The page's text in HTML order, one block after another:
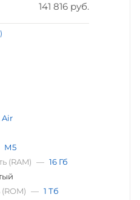
141 816 руб.
Air
М5
(RAM) — 16 Гб
— 1 Тб